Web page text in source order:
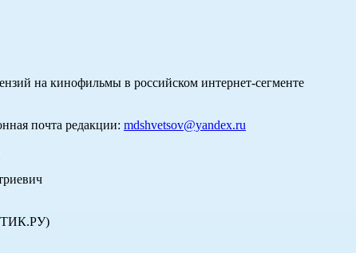
на кинофильмы в российском интернет-сегменте
почта редакции: mdshvetsov@yandex.ru